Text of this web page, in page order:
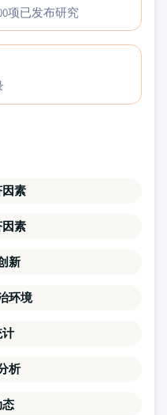
项已发布研究
素
素
新
环境
计
析